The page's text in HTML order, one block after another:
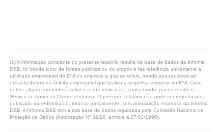
(1) A informação constante do presente relatório resulta da base de dados da Informa
D&B, foi obtida junto de fontes públicas ou do próprio e faz referência unicamente à
atividade empresarial do ENI ou empresa a que se refere, sendo apenas possível
utilizá-la dentro do âmbito empresarial que realiza a respetiva empresa ou ENI. Caso
detete algum erro poderá solicitar a sua retificação, contactando, para o efeito, o
Serviço de Apoio ao Cliente eInforma. O presente relatório não pode ser reproduzido,
publicado ou redistribuído, total ou parcialmente, sem autorização expressa da Informa
D&B. A Informa D&B tem a sua base de dados legalizada pela Comissão Nacional de
Proteção de Dados (Autorização Nº 32/96, emitida a 27/02/1996).